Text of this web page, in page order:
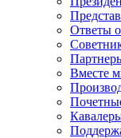
Ответы
Вместе